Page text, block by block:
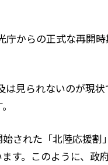
庁からの正式な再開
見られないのが現状
された「北陸応援割
す。このように、政